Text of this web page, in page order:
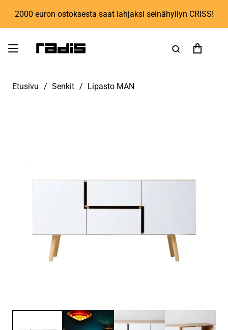
2000 euron ostoksesta saat lahjaksi seinähyllyn CRISS!
Etusivu / Senkit / Lipasto MAN